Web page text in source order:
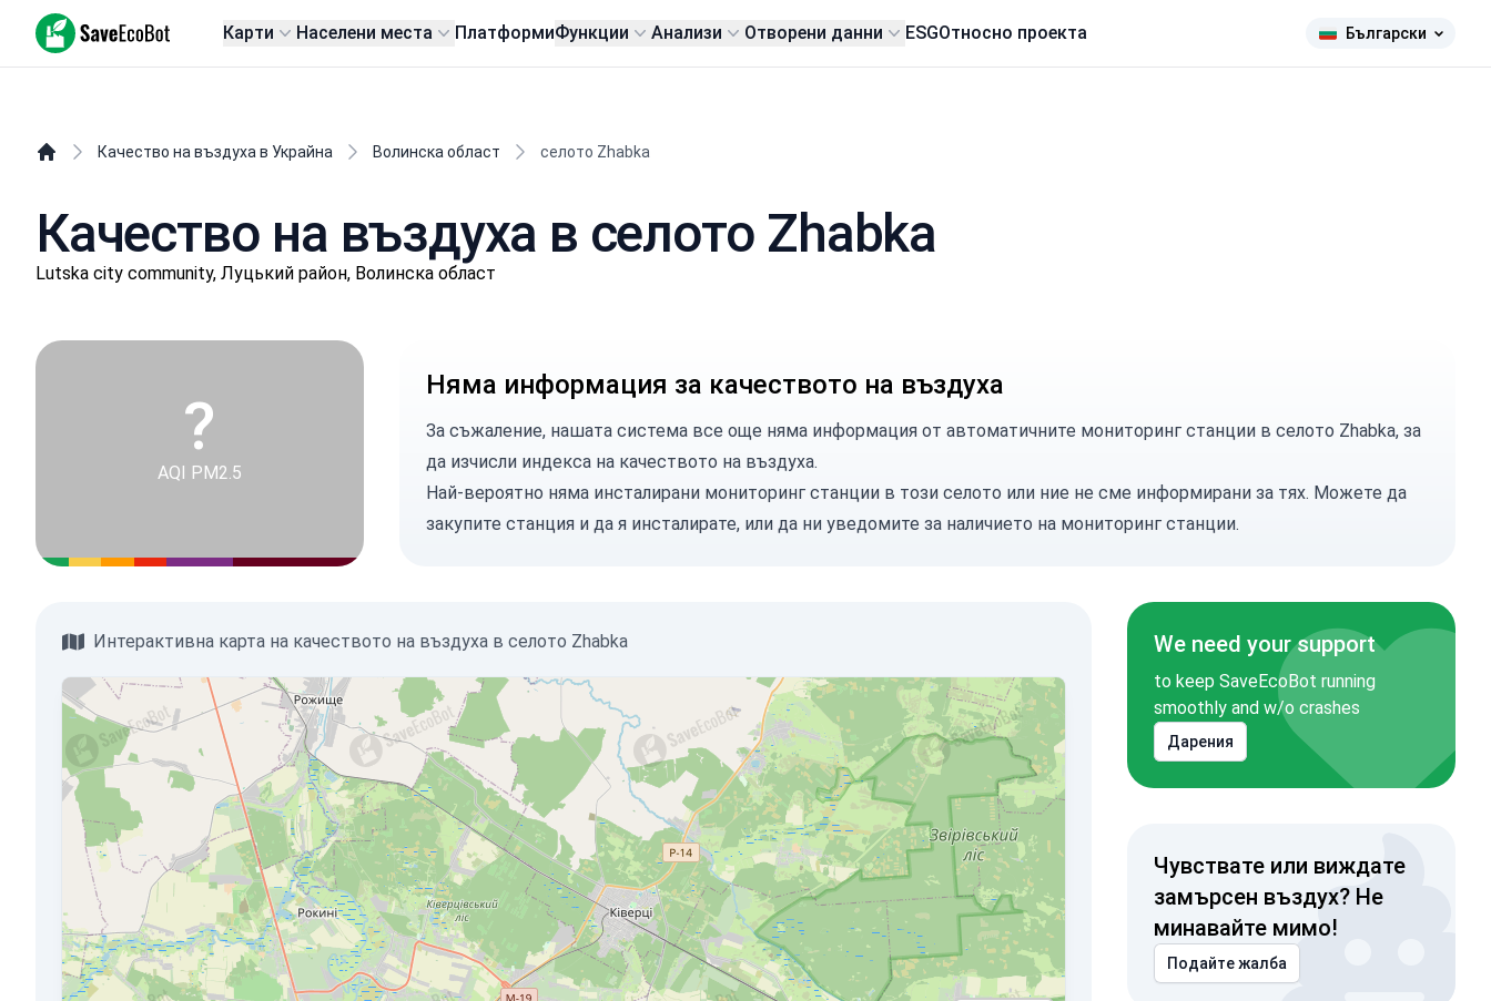
SaveEcoBot Карти Населени места ПлатформиФункции Анализи Отворени данни ESGОтносно проекта Български
Качество на въздуха в Украйна Волинска област селото Zhabka
Качество на въздуха в селото Zhabka
Lutska city community, Луцький район, Волинска област
?
AQI PM2.5
Няма информация за качеството на въздуха
За съжаление, нашата система все още няма информация от автоматичните мониторинг станции в селото Zhabka, за
да изчисли индекса на качеството на въздуха.
Най-вероятно няма инсталирани мониторинг станции в този селото или ние не сме информирани за тях. Можете да
закупите станцияи да я инсталирате, или да ни уведомите за наличието на мониторинг станции.
Интерактивна карта на качеството на въздуха в селото Zhabka We need your support
to keep SaveEcoBot running
smoothly and w/o crashes
Дарения
Чувствате или виждате
замърсен въздух? Не
минавайте мимо!
Подайте жалба